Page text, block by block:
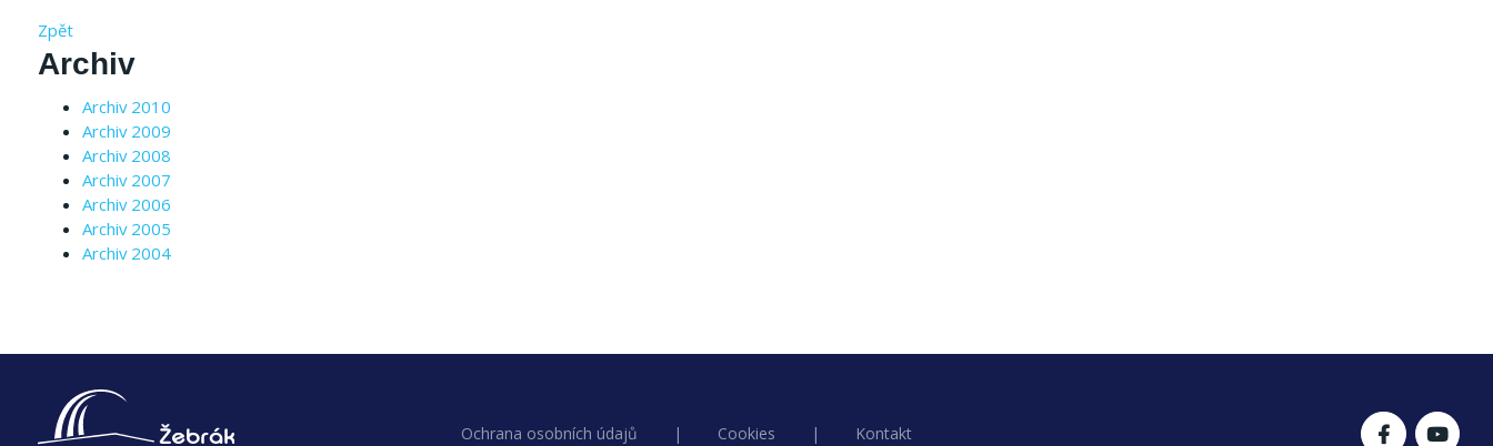
Zpět
Archiv
Archiv 2010
Archiv 2009
Archiv 2008
Archiv 2007
Archiv 2006
Archiv 2005
Archiv 2004
Ochrana osobních údajů | Cookies | Kontakt